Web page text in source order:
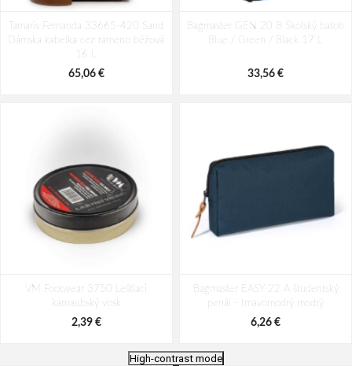
Tamaris Fernanda 33665-420 Sand
Dámska kabelka cez rameno béžová
16 L
65,06 €
Bagmaster GEN 20 B Školský batoh
Blue / Green / Black 17 L
33,56 €
VM Footwear 3750 Leštiaci
karnaubský vosk
2,39 €
Bagmaster EASY 22 A študentský
penál - tmavomodrý modrý
6,26 €
High-contrast mode